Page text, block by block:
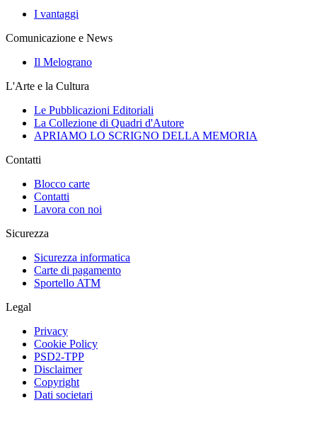
I vantaggi
Comunicazione e News
Il Melograno
L'Arte e la Cultura
Le Pubblicazioni Editoriali
La Collezione di Quadri d'Autore
APRIAMO LO SCRIGNO DELLA MEMORIA
Contatti
Blocco carte
Contatti
Lavora con noi
Sicurezza
Sicurezza informatica
Carte di pagamento
Sportello ATM
Legal
Privacy
Cookie Policy
PSD2-TPP
Disclaimer
Copyright
Dati societari